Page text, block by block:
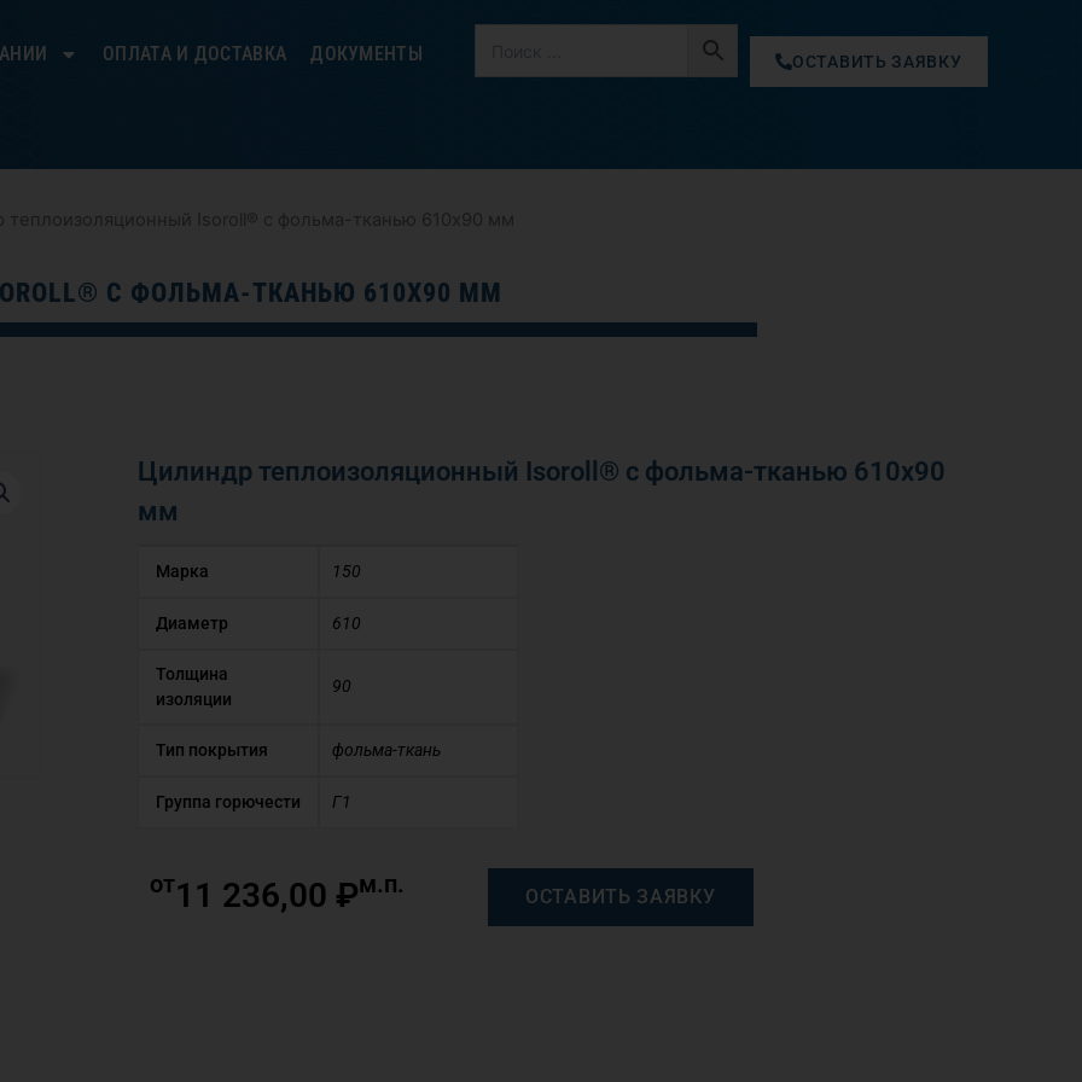
ОПЛАТА И ДОСТАВКА ДОКУМЕНТЫ ОСТАВИТЬ ЗАЯВКУ
Isoroll® с фольма-тканью 610х90 мм
С ФОЛЬМА-ТКАНЬЮ 610Х90 ММ
Цилиндр теплоизоляционный Isoroll® с фольма-тканью 610х90
мм
Марка 150
Диаметр 610
Толщина
изоляции
90
Тип покрытия фольма-ткань
Группа горючести Г1
от11 236,00 ₽м.п. ОСТАВИТЬ ЗАЯВКУ